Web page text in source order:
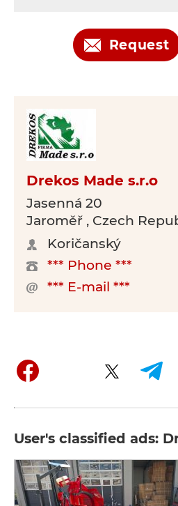
Request
Drekos Made s.r.o
Jasenná 20
Jaroměř , Czech
Koričanský
*** Phone ***
*** E-mail ***
User's classified ads: